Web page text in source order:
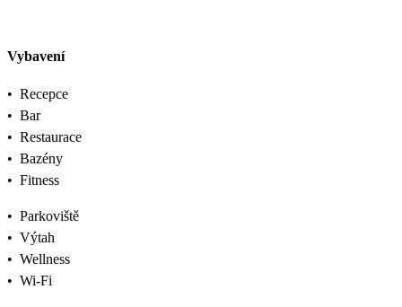
Vybavení
• Recepce
• Bar
• Restaurace
• Bazény
• Fitness
• Parkoviště
• Výtah
• Wellness
• Wi-Fi